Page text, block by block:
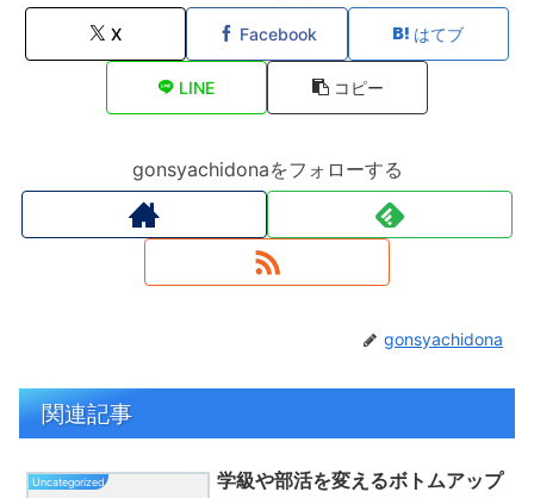
X Facebook はてブ
LINE コピー
gonsyachidonaをフォローする
gonsyachidona
関連記事
Uncategorized 学級や部活を変えるボトムアップ